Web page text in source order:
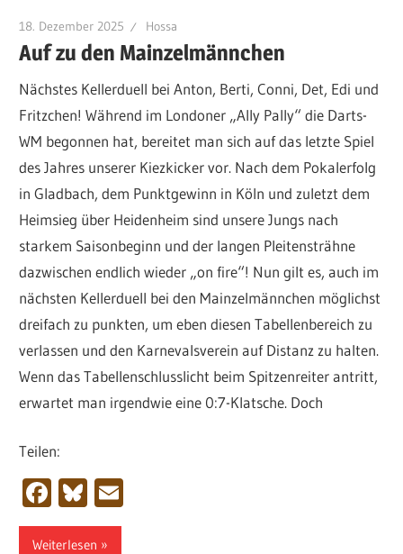
18. Dezember 2025 Hossa
Auf zu den Mainzelmännchen
Nächstes Kellerduell bei Anton, Berti, Conni, Det, Edi und
Fritzchen! Während im Londoner „Ally Pally“ die Darts-
WM begonnen hat, bereitet man sich auf das letzte Spiel
des Jahres unserer Kiezkicker vor. Nach dem Pokalerfolg
in Gladbach, dem Punktgewinn in Köln und zuletzt dem
Heimsieg über Heidenheim sind unsere Jungs nach
starkem Saisonbeginn und der langen Pleitensträhne
dazwischen endlich wieder „on fire“! Nun gilt es, auch im
nächsten Kellerduell bei den Mainzelmännchen möglichst
dreifach zu punkten, um eben diesen Tabellenbereich zu
verlassen und den Karnevalsverein auf Distanz zu halten.
Wenn das Tabellenschlusslicht beim Spitzenreiter antritt,
erwartet man irgendwie eine 0:7-Klatsche. Doch
Teilen:
Facebook
Bluesky
Weiterlesen